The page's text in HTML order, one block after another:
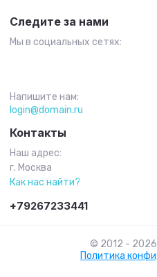
Следите за нами
Мы в социальных сетях:
Напишите нам:
login@domain.ru
Контакты
Наш адрес:
г. Москва
Как нас найти?
+79267233441
© 2012 - 2026
Политика